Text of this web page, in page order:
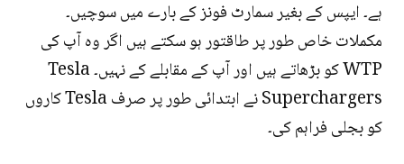
ہے۔ ایپس کے بغیر سمارٹ فونز کے بارے میں سوچیں۔
مکملات خاص طور پر طاقتور ہو سکتے ہیں اگر وہ آپ کی
WTP کو بڑھاتے ہیں اور آپ کے مقابلے کے نہیں۔ Tesla
Superchargers نے ابتدائی طور پر صرف Tesla کاروں
کو بجلی فراہم کی۔